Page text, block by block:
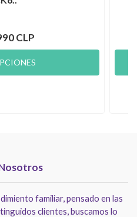
CLP
familiar, pensado en las
clientes, buscamos lo